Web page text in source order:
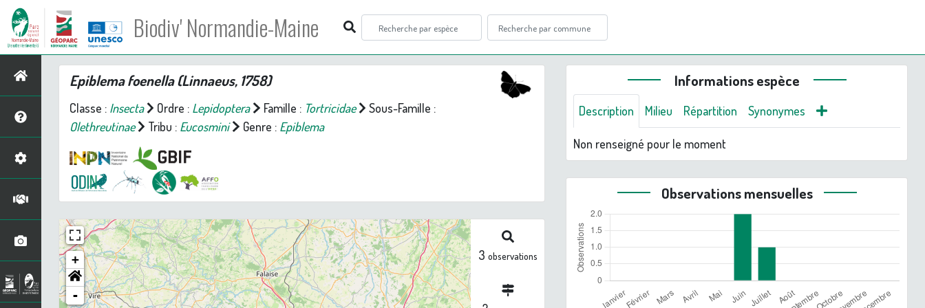
Biodiv' Normandie-Maine
Epiblema foenella(Linnaeus, 1758)
Classe : Insecta Ordre : Lepidoptera Famille : Tortricidae
Sous-Famille :
Olethreutinae
Tribu : Eucosmini Genre : Epiblema
+
-
3 observations
Informations espèce
Description Milieu Répartition Synonymes
Non renseigné pour le moment
Observations mensuelles